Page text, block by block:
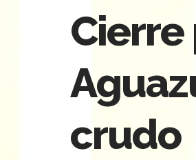
Cierre
crudo